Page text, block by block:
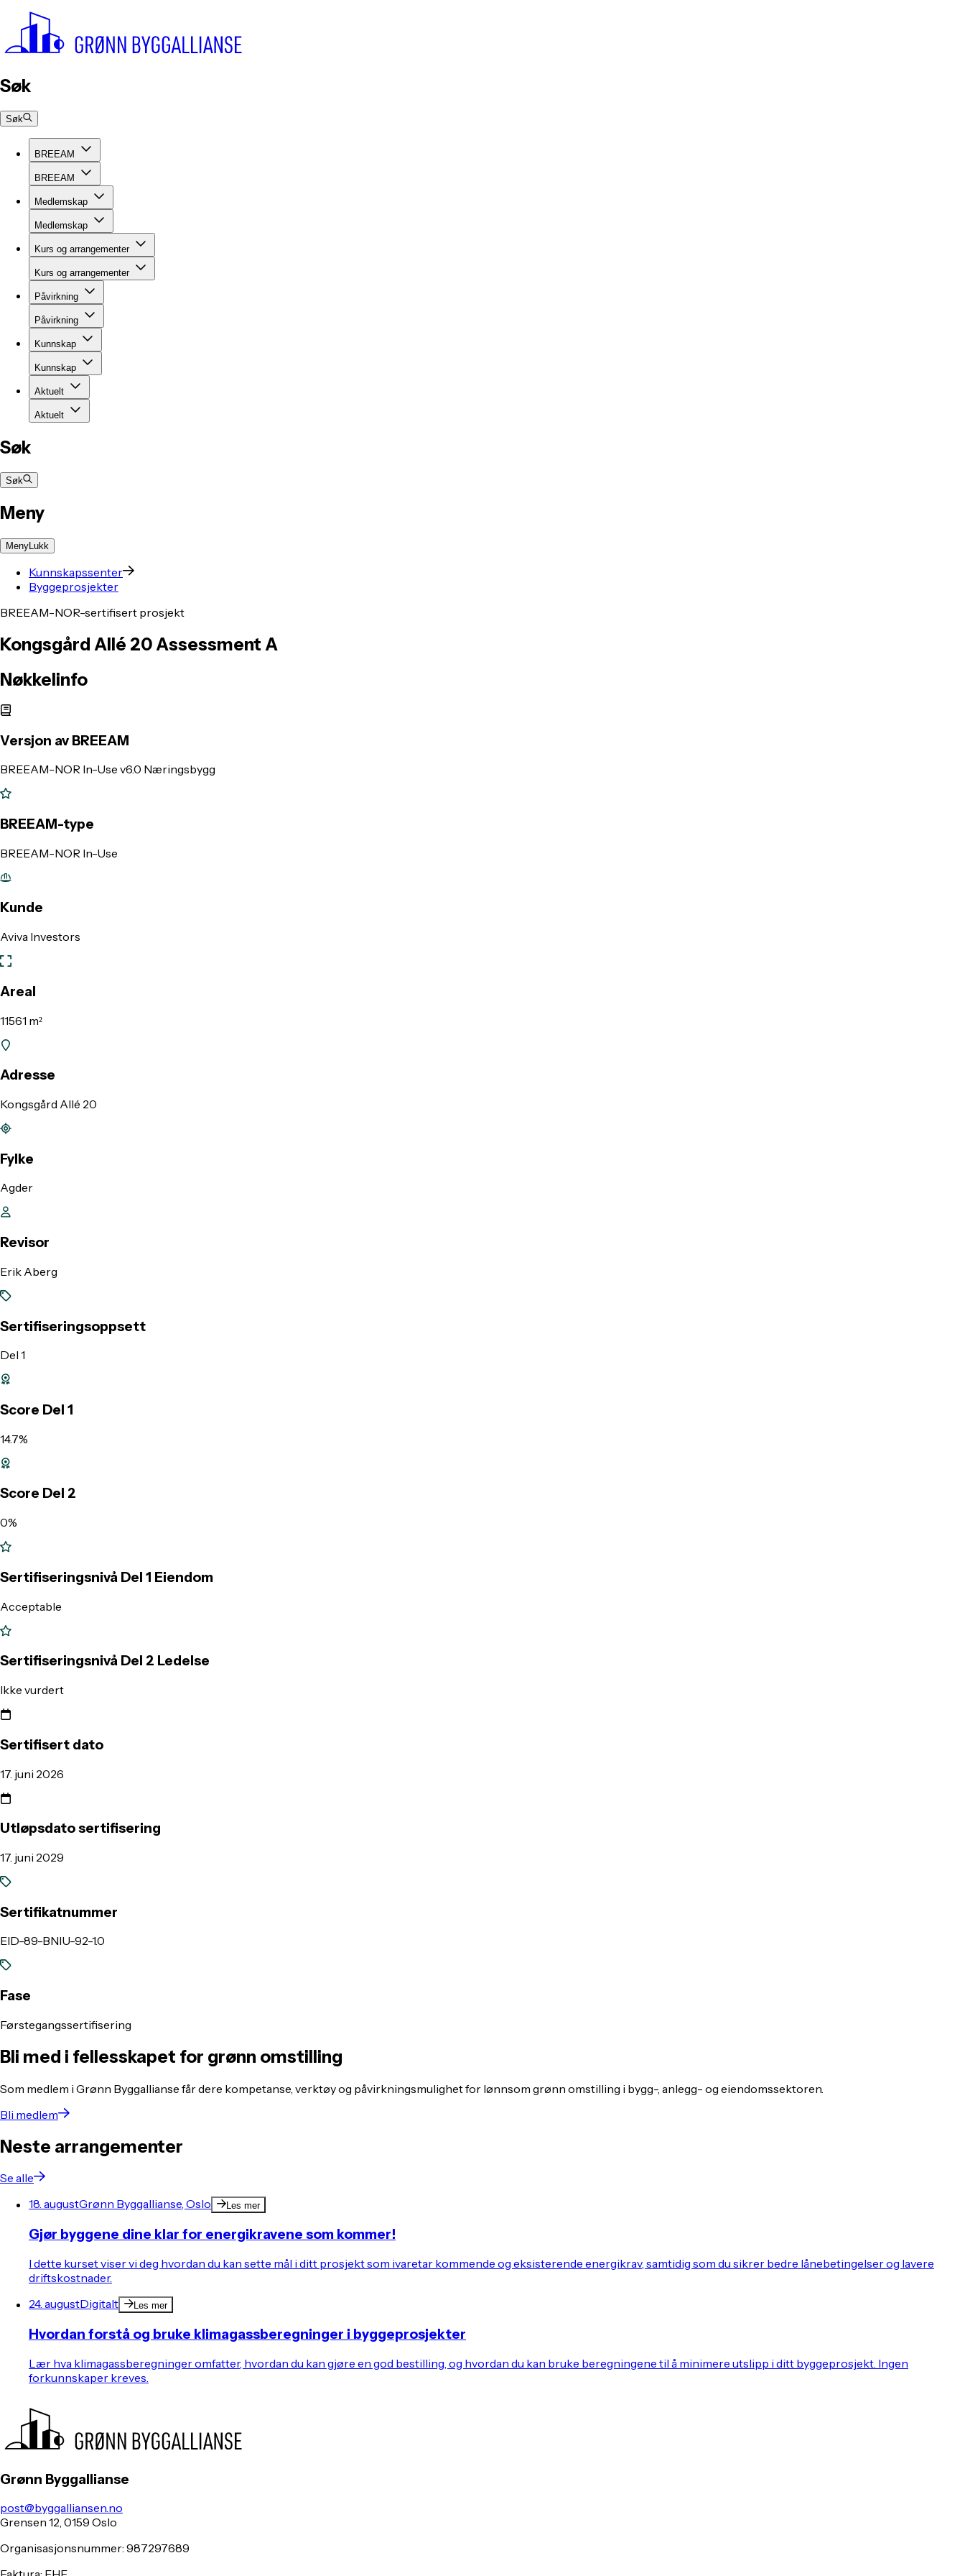
Søk
Søk
BREEAM
BREEAM
Medlemskap
Medlemskap
Kurs og arrangementer
Kurs og arrangementer
Påvirkning
Påvirkning
Kunnskap
Kunnskap
Aktuelt
Aktuelt
Søk
Søk
Meny
MenyLukk
Kunnskapssenter
Byggeprosjekter
BREEAM-NOR-sertifisert prosjekt
Kongsgård Allé 20Assessment A
Nøkkelinfo
Versjon av BREEAM
BREEAM-NOR In-Use v6.0 Næringsbygg
BREEAM-type
BREEAM-NOR In-Use
Kunde
Aviva Investors
Areal
11561 m²
Adresse
Kongsgård Allé 20
Fylke
Agder
Revisor
Erik Aberg
Sertifiseringsoppsett
Del 1
Score Del 1
14.7%
Score Del 2
0%
Sertifiseringsnivå Del 1 Eiendom
Acceptable
Sertifiseringsnivå Del 2 Ledelse
Ikke vurdert
Sertifisert dato
17. juni 2026
Utløpsdato sertifisering
17. juni 2029
Sertifikatnummer
EID-89-BNIU-92-1.0
Fase
Førstegangssertifisering
Bli med i fellesskapet for grønn omstilling
Som medlem i Grønn Byggallianse får dere kompetanse, verktøy og påvirkningsmulighet for lønnsom grønn omstilling i bygg-, anlegg- og eiendomssektoren.
Bli medlem
Neste arrangementer
Se alle
18. augustGrønn Byggallianse, Oslo Les mer
Gjør byggene dine klar for energikravene som kommer!
I dette kurset viser vi deg hvordan du kan sette mål i ditt prosjekt som ivaretar kommende og eksisterende energikrav, samtidig som du sikrer bedre lånebetingelser og lavere
driftskostnader.
24. augustDigitalt Les mer
Hvordan forstå og bruke klimagassberegninger i byggeprosjekter
Lær hva klimagassberegninger omfatter, hvordan du kan gjøre en god bestilling, og hvordan du kan bruke beregningene til å minimere utslipp i ditt byggeprosjekt. Ingen
forkunnskaper kreves.
Grønn Byggallianse
post@byggalliansen.no
Grensen 12, 0159 Oslo
Organisasjonsnummer: 987297689